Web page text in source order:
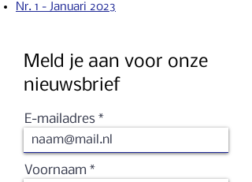
Nr. 1 - Januari 2023
Meld je aan voor onze
nieuwsbrief
E-mailadres
Voornaam